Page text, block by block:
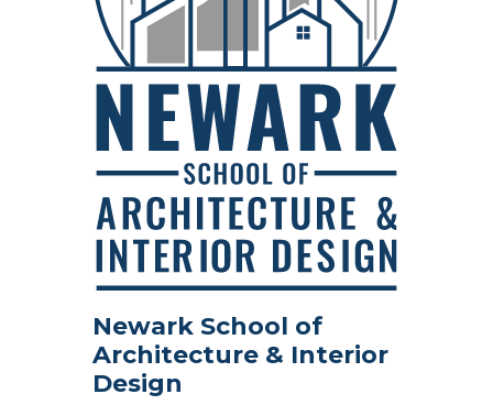
Newark School of
Architecture & Interior
Design